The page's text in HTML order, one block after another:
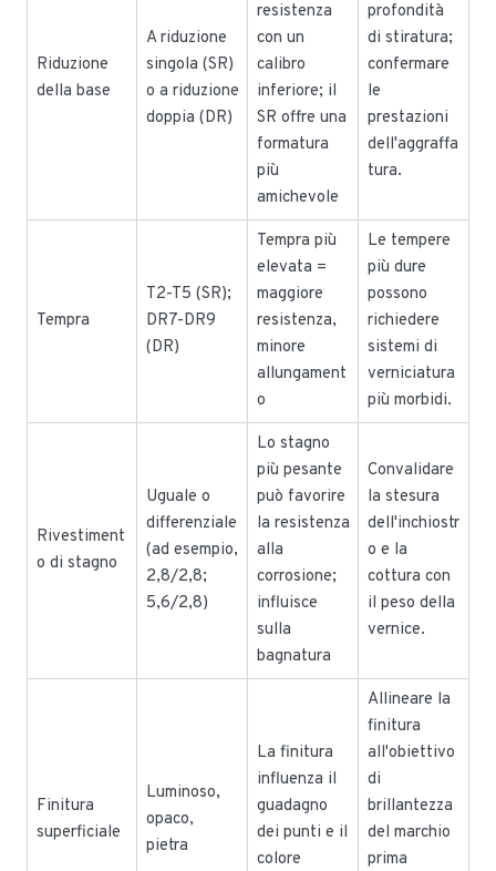
Riduzione
della base
A riduzione
singola (SR)
o a riduzione
doppia (DR)
resistenza
con un
calibro
inferiore; il
SR offre una
formatura
più
amichevole
profondità
di stiratura;
confermare
le
prestazioni
dell'aggraffa
tura.
Tempra
T2-T5 (SR);
DR7-DR9
(DR)
Tempra più
elevata =
maggiore
resistenza,
minore
allungament
o
Le tempere
più dure
possono
richiedere
sistemi di
verniciatura
più morbidi.
Rivestiment
o di stagno
Uguale o
differenziale
(ad esempio,
2,8/2,8;
5,6/2,8)
Lo stagno
più pesante
può favorire
la resistenza
alla
corrosione;
influisce
sulla
bagnatura
Convalidare
la stesura
dell'inchiostr
o e la
cottura con
il peso della
vernice.
Finitura
superficiale
Luminoso,
opaco,
pietra
La finitura
influenza il
guadagno
dei punti e il
colore
Allineare la
finitura
all'obiettivo
di
brillantezza
del marchio
prima